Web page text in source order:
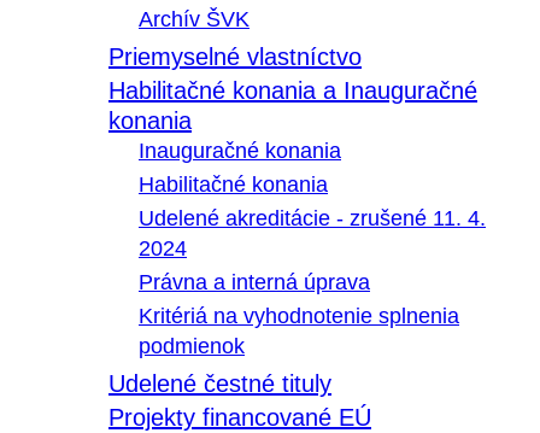
Archív ŠVK
Priemyselné vlastníctvo
Habilitačné konania a Inauguračné
konania
Inauguračné konania
Habilitačné konania
Udelené akreditácie - zrušené 11. 4.
2024
Právna a interná úprava
Kritériá na vyhodnotenie splnenia
podmienok
Udelené čestné tituly
Projekty financované EÚ